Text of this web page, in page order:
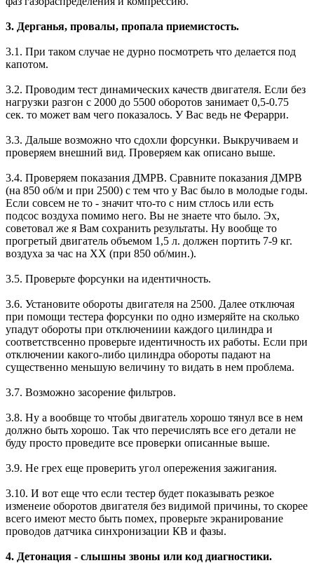
3. Дерганья, провалы, пропала приемистость.
3.1. При таком случае не дурно посмотреть что делается под
капотом.
3.2. Проводим тест динамических качеств двигателя. Если без
нагрузки разгон с 2000 до 5500 оборотов занимает 0,5-0.75
сек. то может вам чего показалось. У Вас ведь не Ферарри.
3.3. Дальше возможно что сдохли форсунки. Выкручиваем и
проверяем внешний вид. Проверяем как описано выше.
3.4. Проверяем показания ДМРВ. Сравните показания ДМРВ
(на 850 об/м и при 2500) с тем что у Вас было в молодые годы.
Если совсем не то - значит что-то с ним стлось или есть
подсос воздуха помимо него. Вы не знаете что было. Эх,
советовал же я Вам сохранить результаты. Ну вообще то
прогретый двигатель объемом 1,5 л. должен портить 7-9 кг.
воздуха за час на ХХ (при 850 об/мин.).
3.5. Проверьте форсунки на идентичность.
3.6. Установите обороты двигателя на 2500. Далее отключая
при помощи тестера форсунки по одно измеряйте на сколько
упадут обороты при отключениии каждого цилиндра и
соответствсенно проверьте идентичность их работы. Если при
отключении какого-либо цилиндра обороты падают на
существенно меньшую величину то видать в нем проблема.
3.7. Возможно засорение фильтров.
3.8. Ну а вообвще то чтобы двигатель хорошо тянул все в нем
должно быть хорошо. Так что перечислять все его детали не
буду просто проведите все проверки описанные выше.
3.9. Не грех еще проверить угол опережения зажигания.
3.10. И вот еще что если тестер будет показывать резкое
изменеие оборотов двигателя без видимой причины, то скорее
всего имеют место быть помех, проверьте экранирование
проводов датчика синхронизации КВ и фазы.
4. Детонация - слышны звоны или код диагностики.